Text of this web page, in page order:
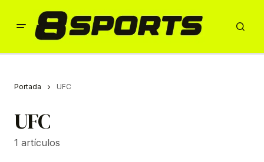
Portada UFC
UFC
1 artículos